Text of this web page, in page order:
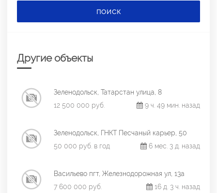
ПОИСК
Другие объекты
Зеленодольск, Татарстан улица, 8
12 500 000 руб.
9 ч. 49 мин. назад
Зеленодольск, ГНКТ Песчаный карьер, 50
50 000 руб. в год
6 мес. 3 д. назад
Васильево пгт, Железнодорожная ул, 13а
7 600 000 руб.
16 д. 3 ч. назад